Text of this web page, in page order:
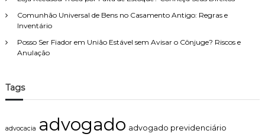
Comunhão Universal de Bens no Casamento Antigo: Regras e
Inventário
Posso Ser Fiador em União Estável sem Avisar o Cônjuge? Riscos e
Anulação
Tags
advocacia advogado advogado previdenciário